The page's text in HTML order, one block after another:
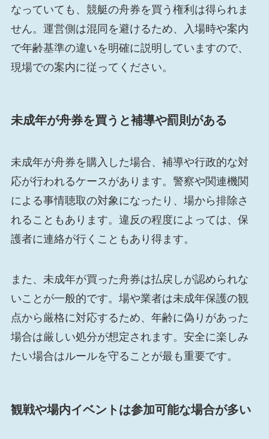
なっていても、競艇の舟券を買う権利は得られま
せん。運営側は混同を避けるため、入場時や案内
で年齢基準の違いを明確に説明していますので、
現場での案内に従ってください。
未成年が舟券を買うと補導や罰則がある
未成年が舟券を購入した場合、補導や行政的な対
応が行われるケースがあります。警察や関連機関
による事情聴取の対象になったり、場から排除さ
れることもあります。違反の程度によっては、保
護者に連絡が行くこともあり得ます。
また、未成年が買った舟券は払戻しが認められな
いことが一般的です。場や業者は未成年保護の観
点から厳格に対応するため、年齢に偽りがあった
場合は厳しい処分が想定されます。安全に楽しみ
たい場合はルールを守ることが最も重要です。
観戦や場内イベントは参加可能な場合が多い